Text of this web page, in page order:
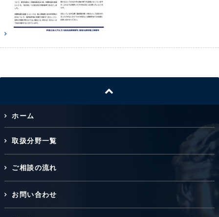
ホーム
取扱分野一覧
ご相談の流れ
お問い合わせ